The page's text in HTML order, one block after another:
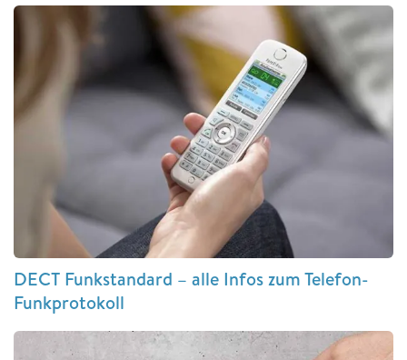
DECT Funkstandard – alle Infos zum Telefon-
Funkprotokoll